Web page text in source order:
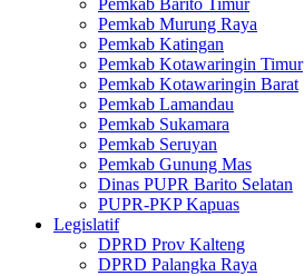
Pemkab Barito Timur
Pemkab Murung Raya
Pemkab Katingan
Pemkab Kotawaringin Timur
Pemkab Kotawaringin Barat
Pemkab Lamandau
Pemkab Sukamara
Pemkab Seruyan
Pemkab Gunung Mas
Dinas PUPR Barito Selatan
PUPR-PKP Kapuas
Legislatif
DPRD Prov Kalteng
DPRD Palangka Raya